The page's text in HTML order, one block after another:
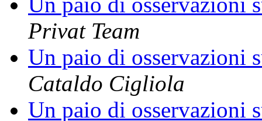
Privat Team
Un paio di osservazioni
Cataldo Cigliola
Un paio di osservazioni